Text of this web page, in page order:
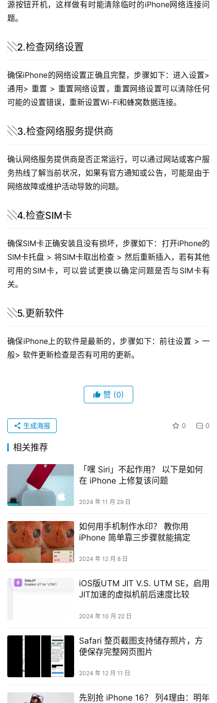
源按钮开机，这样做有时能清除临时的iPhone网络连接问
题。
░2.检查网络设置
确保iPhone的网络设置正确且完整，步骤如下：进入设置>
通用> 重置 > 重置网络设置，重置网络设置可以清除任何
可能的设置错误，重新设置Wi-Fi和蜂窝数据连接。
░3.检查网络服务提供商
确认网络服务提供商是否正常运行，可以通过网站或客户服
务热线了解当前状况，如果有官方通知或公告，可能是由于
网络故障或维护活动导致的问题。
░4.检查SIM卡
确保SIM卡正确安装且没有损坏，步骤如下：打开iPhone的
SIM卡托盘 > 将SIM卡取出检查 > 然后重新插入，若有其他
可用的SIM卡，可以尝试更换以确定问题是否与SIM卡有
关。
░5.更新软件
确保iPhone上的软件是最新的，步骤如下：前往设置 > 一
般> 软件更新检查是否有可用的更新。
赞 (0)
0 0
生成海报
相关推荐
「嘿 Siri」不起作用？ 以下是如何
在 iPhone 上修复该问题
2024 年 11 月 29 日
如何用手机制作水印？ 教你用
iPhone 简单靠三步骤就能搞定
2024 年 12 月 8 日
iOS版UTM JIT V.S. UTM SE，启用
JIT加速的虚拟机前后速度比较
2024 年 10 月 22 日
Safari 整页截图支持储存照片，方
便保存完整网页图片
2024 年 12 月 11 日
先别抢 iPhone 16？ 列4理由：明年